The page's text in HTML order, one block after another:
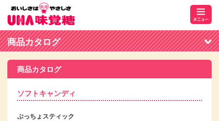
商品カタログ
ソフトキャンディ
ぷっちょスティック
商品カタログ